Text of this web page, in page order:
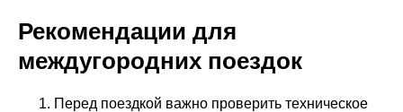
Рекомендации для
междугородних поездок
Перед поездкой важно проверить техническое